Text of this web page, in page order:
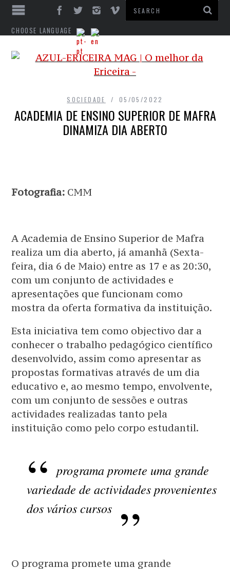
CHOOSE LANGUAGE
SOCIEDADE 05/05/2022
ACADEMIA DE ENSINO SUPERIOR DE MAFRA
DINAMIZA DIA ABERTO
Fotografia: CMM
A Academia de Ensino Superior de Mafra
realiza um dia aberto, já amanhã (Sexta-
feira, dia 6 de Maio) entre as 17 e as 20:30,
com um conjunto de actividades e
apresentações que funcionam como
mostra da oferta formativa da instituição.
Esta iniciativa tem como objectivo dar a
conhecer o trabalho pedagógico científico
desenvolvido, assim como apresentar as
propostas formativas através de um dia
educativo e, ao mesmo tempo, envolvente,
com um conjunto de sessões e outras
actividades realizadas tanto pela
instituição como pelo corpo estudantil.
programa promete uma grande
variedade de actividades provenientes
dos vários cursos
O programa promete uma grande